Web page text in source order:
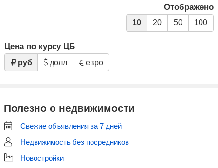
Отображено
10 20 50 100
Цена по курсу ЦБ
руб долл евро
Полезно о недвижимости
Свежие объявления за 7 дней
Недвижимость без посредников
Новостройки